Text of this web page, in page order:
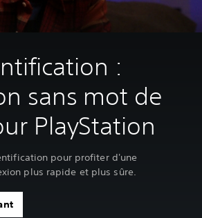
:
sans mot de
PlayStation
pour profiter d'une
plus rapide et plus sûre.